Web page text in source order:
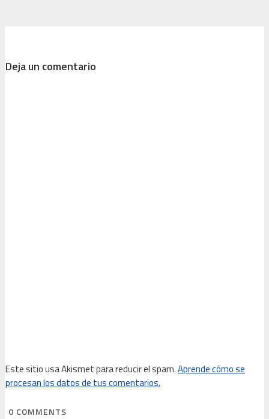
Deja un comentario
Este sitio usa Akismet para reducir el spam.Aprende cómo se
procesan los datos de tus comentarios.
0 COMMENTS